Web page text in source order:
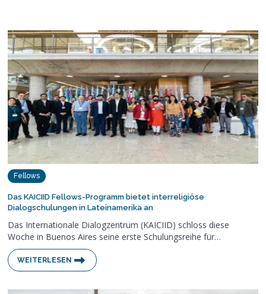
Fellows
Das KAICIID Fellows-Programm bietet interreligiöse
Dialogschulungen in Lateinamerika an
Das Internationale Dialogzentrum (KAICIID) schloss diese
Woche in Buenos Aires seine erste Schulungsreihe für…
WEITERLESEN